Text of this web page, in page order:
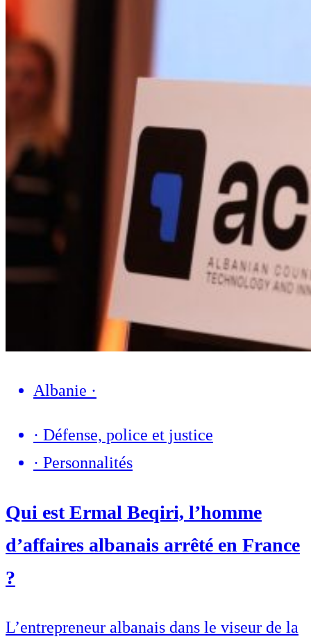
Albanie ·
· Défense, police et justice
· Personnalités
Qui est Ermal Beqiri, l’homme
d’affaires albanais arrêté en France
?
L’entrepreneur albanais dans le viseur de la